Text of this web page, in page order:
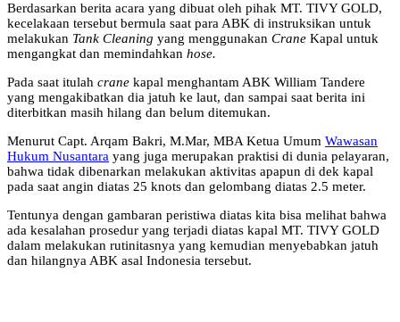
Berdasarkan berita acara yang dibuat oleh pihak MT. TIVY GOLD,
kecelakaan tersebut bermula saat para ABK di instruksikan untuk
melakukan Tank Cleaning yang menggunakan Crane Kapal untuk
mengangkat dan memindahkan hose.
Pada saat itulah crane kapal menghantam ABK William Tandere
yang mengakibatkan dia jatuh ke laut, dan sampai saat berita ini
diterbitkan masih hilang dan belum ditemukan.
Menurut Capt. Arqam Bakri, M.Mar, MBA Ketua Umum Wawasan
Hukum Nusantara yang juga merupakan praktisi di dunia pelayaran,
bahwa tidak dibenarkan melakukan aktivitas apapun di dek kapal
pada saat angin diatas 25 knots dan gelombang diatas 2.5 meter.
Tentunya dengan gambaran peristiwa diatas kita bisa melihat bahwa
ada kesalahan prosedur yang terjadi diatas kapal MT. TIVY GOLD
dalam melakukan rutinitasnya yang kemudian menyebabkan jatuh
dan hilangnya ABK asal Indonesia tersebut.